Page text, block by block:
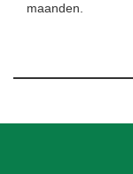
maanden.